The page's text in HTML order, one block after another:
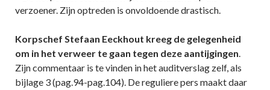
verzoener. Zijn optreden is onvoldoende drastisch.
Korpschef Stefaan Eeckhout kreeg de gelegenheid
om in het verweer te gaan tegen deze aantijgingen.
Zijn commentaar is te vinden in het auditverslag zelf, als
bijlage 3 (pag.94-pag.104). De reguliere pers maakt daar